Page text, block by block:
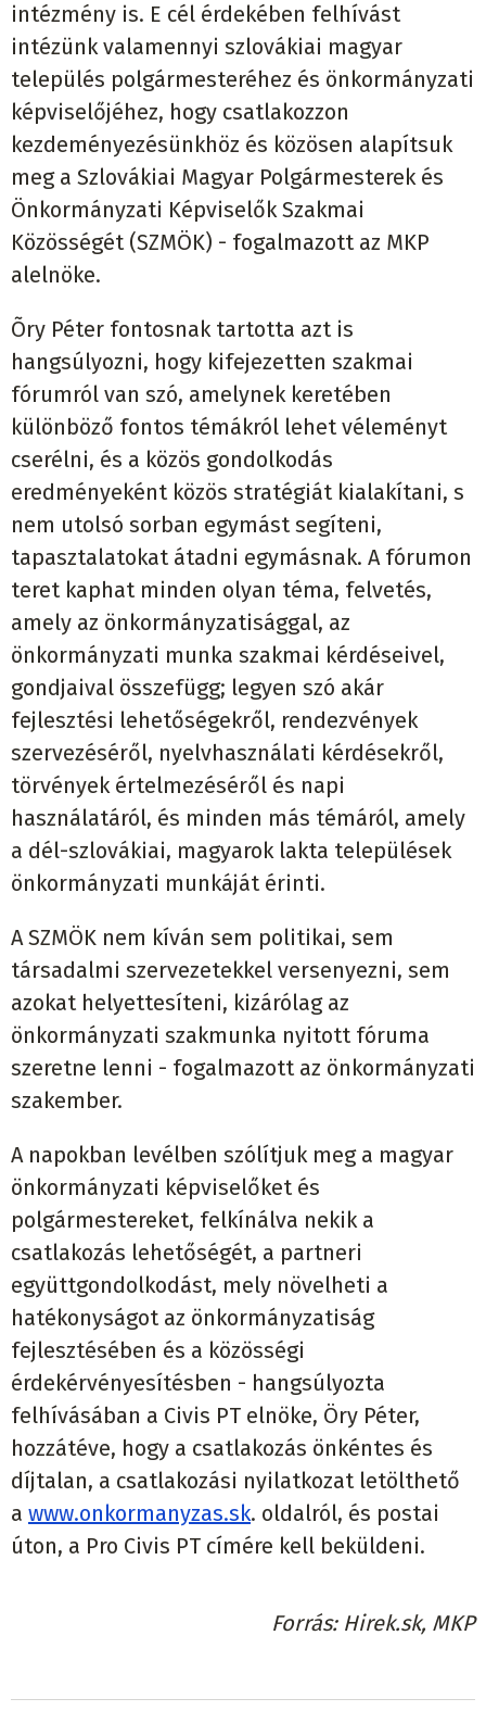
intézmény is. E cél érdekében felhívást
intézünk valamennyi szlovákiai magyar
település polgármesteréhez és önkormányzati
képviselőjéhez, hogy csatlakozzon
kezdeményezésünkhöz és közösen alapítsuk
meg a Szlovákiai Magyar Polgármesterek és
Önkormányzati Képviselők Szakmai
Közösségét (SZMÖK) - fogalmazott az MKP
alelnöke.
Õry Péter fontosnak tartotta azt is
hangsúlyozni, hogy kifejezetten szakmai
fórumról van szó, amelynek keretében
különböző fontos témákról lehet véleményt
cserélni, és a közös gondolkodás
eredményeként közös stratégiát kialakítani, s
nem utolsó sorban egymást segíteni,
tapasztalatokat átadni egymásnak. A fórumon
teret kaphat minden olyan téma, felvetés,
amely az önkormányzatisággal, az
önkormányzati munka szakmai kérdéseivel,
gondjaival összefügg; legyen szó akár
fejlesztési lehetőségekről, rendezvények
szervezéséről, nyelvhasználati kérdésekről,
törvények értelmezéséről és napi
használatáról, és minden más témáról, amely
a dél-szlovákiai, magyarok lakta települések
önkormányzati munkáját érinti.
A SZMÖK nem kíván sem politikai, sem
társadalmi szervezetekkel versenyezni, sem
azokat helyettesíteni, kizárólag az
önkormányzati szakmunka nyitott fóruma
szeretne lenni - fogalmazott az önkormányzati
szakember.
A napokban levélben szólítjuk meg a magyar
önkormányzati képviselőket és
polgármestereket, felkínálva nekik a
csatlakozás lehetőségét, a partneri
együttgondolkodást, mely növelheti a
hatékonyságot az önkormányzatiság
fejlesztésében és a közösségi
érdekérvényesítésben - hangsúlyozta
felhívásában a Civis PT elnöke, Öry Péter,
hozzátéve, hogy a csatlakozás önkéntes és
díjtalan, a csatlakozási nyilatkozat letölthető
a www.onkormanyzas.sk. oldalról, és postai
úton, a Pro Civis PT címére kell beküldeni.
Forrás Hirek.sk, MKP